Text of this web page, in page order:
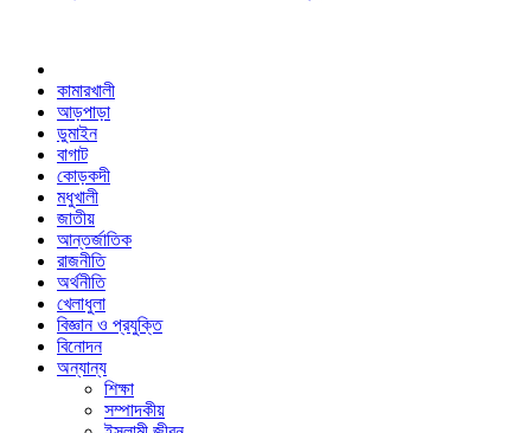
কামারখালী
আড়পাড়া
ডুমাইন
বাগাট
কোড়কদী
মধুখালী
জাতীয়
আন্তর্জাতিক
রাজনীতি
অর্থনীতি
খেলাধুলা
বিজ্ঞান ও প্রযুক্তি
বিনোদন
অন্যান্য
শিক্ষা
সম্পাদকীয়